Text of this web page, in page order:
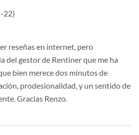
22)
reseñas en internet, pero
del gestor de Rentiner que me ha
bien merece dos minutos de
prodesionalidad, y un sentido de
Gracias Renzo.